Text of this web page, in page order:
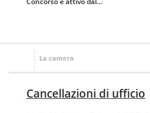
La camera
Cancellazioni di ufficio